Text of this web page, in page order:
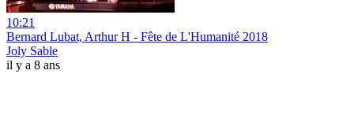
10:21
Bernard Lubat, Arthur H - Fête de L'Humanité 2018
Joly Sable
il y a 8 ans